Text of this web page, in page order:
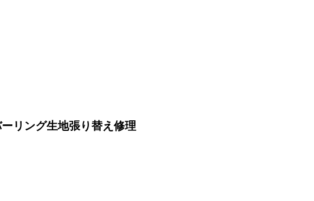
リング生地張り替え修理